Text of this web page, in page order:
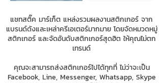
แชทสติ๊ค มาร์เก็ต แหล่งรวมผลงานสติกเกอร์ จาก
แบรนด์ดังและเหล่าครีเอเตอร์มากมาย โดยจัดหมวดหมู่
สติกเกอร์ และจัดอันดับสติกเกอร์สุดฮิต ให้คุณไม่ตก
เทรนด์
คุณจะสามารถส่งสติกเกอร์ไปได้ทุกที่ ไม่ว่าจะเป็น
Facebook, Line, Messenger, Whatsapp, Skype